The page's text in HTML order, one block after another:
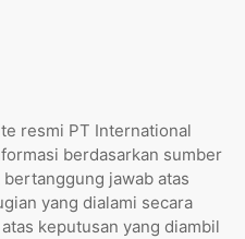
resmi PT International
berdasarkan sumber
jawab atas
yang dialami secara
keputusan yang diambil